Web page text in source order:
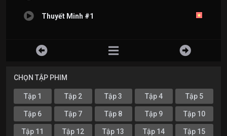
Thuyết Minh #1
CHỌN TẬP PHIM
Tập 1 Tập 2 Tập 3 Tập 4 Tập 5
Tập 6 Tập 7 Tập 8 Tập 9 Tập 10
Tập 11 Tập 12 Tập 13 Tập 14 Tập 15